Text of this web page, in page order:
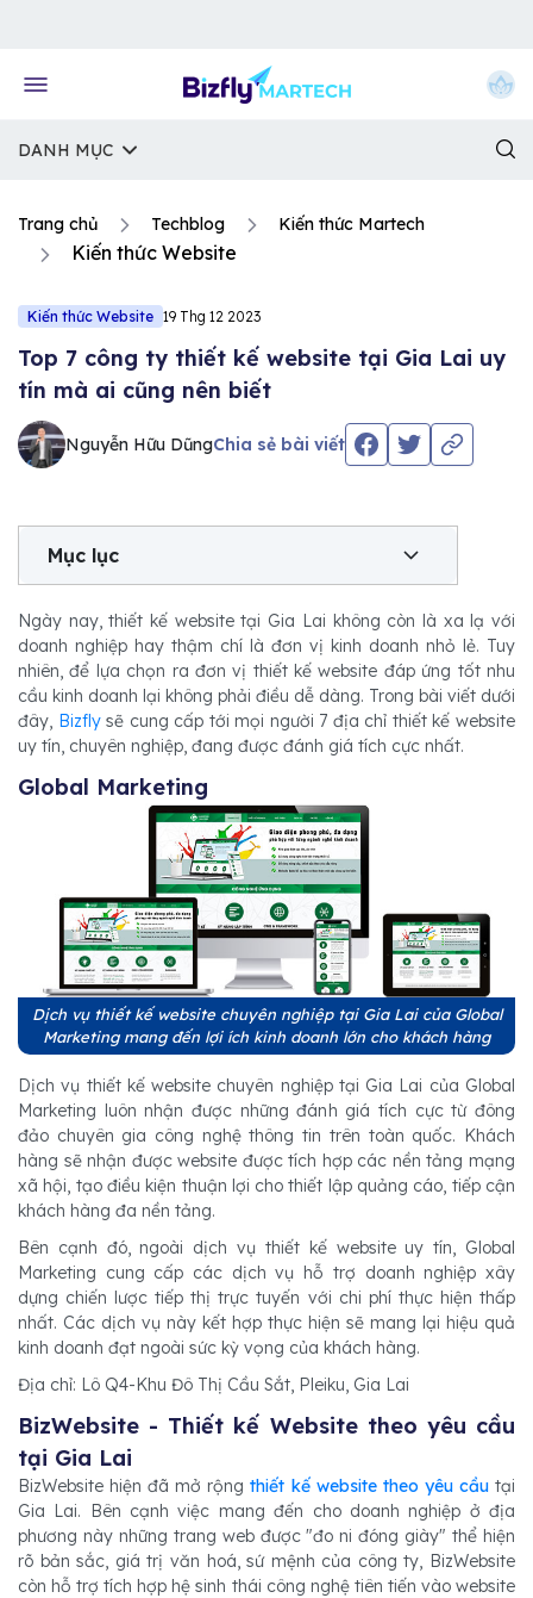
DANH MỤC
Trang chủ Techblog Kiến thức Martech
Kiến thức Website
Kiến thức Website 19 Thg 12 2023
Top 7 công ty thiết kế website tại Gia Lai uy
tín mà ai cũng nên biết
Nguyễn Hữu DũngChia sẻ bài viết
Mục lục
Ngày nay, thiết kế website tại Gia Lai không còn là xa lạ với
doanh nghiệp hay thậm chí là đơn vị kinh doanh nhỏ lẻ. Tuy
nhiên, để lựa chọn ra đơn vị thiết kế website đáp ứng tốt nhu
cầu kinh doanh lại không phải điều dễ dàng. Trong bài viết dưới
đây, Bizflysẽ cung cấp tới mọi người 7 địa chỉ thiết kế website
uy tín, chuyên nghiệp, đang được đánh giá tích cực nhất.
Global Marketing
Dịch vụ thiết kế website chuyên nghiệp tại Gia Lai của Global
Marketing mang đến lợi ích kinh doanh lớn cho khách hàng
Dịch vụ thiết kế website chuyên nghiệp tại Gia Lai của Global
Marketing luôn nhận được những đánh giá tích cực từ đông
đảo chuyên gia công nghệ thông tin trên toàn quốc. Khách
hàng sẽ nhận được website được tích hợp các nền tảng mạng
xã hội, tạo điều kiện thuận lợi cho thiết lập quảng cáo, tiếp cận
khách hàng đa nền tảng.
Bên cạnh đó, ngoài dịch vụ thiết kế website uy tín, Global
Marketing cung cấp các dịch vụ hỗ trợ doanh nghiệp xây
dựng chiến lược tiếp thị trực tuyến với chi phí thực hiện thấp
nhất. Các dịch vụ này kết hợp thực hiện sẽ mang lại hiệu quả
kinh doanh đạt ngoài sức kỳ vọng của khách hàng.
Địa chỉ: Lô Q4-Khu Đô Thị Cầu Sắt, Pleiku, Gia Lai
BizWebsite - Thiết kế Website theo yêu cầu
tại Gia Lai
BizWebsite hiện đã mở rộngthiết kế website theo yêu cầutại
Gia Lai. Bên cạnh việc mang đến cho doanh nghiệp ở địa
phương này những trang web được "đo ni đóng giày" thể hiện
rõ bản sắc, giá trị văn hoá, sứ mệnh của công ty, BizWebsite
còn hỗ trợ tích hợp hệ sinh thái công nghệ tiên tiến vào website